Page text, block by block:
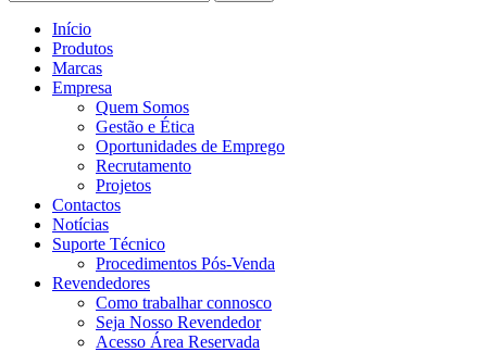
Início
Produtos
Marcas
Empresa
Quem Somos
Gestão e Ética
Oportunidades de Emprego
Recrutamento
Projetos
Contactos
Notícias
Suporte Técnico
Procedimentos Pós-Venda
Revendedores
Como trabalhar connosco
Seja Nosso Revendedor
Acesso Área Reservada